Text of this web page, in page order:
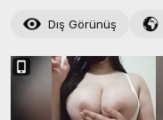
Dış Görünüş